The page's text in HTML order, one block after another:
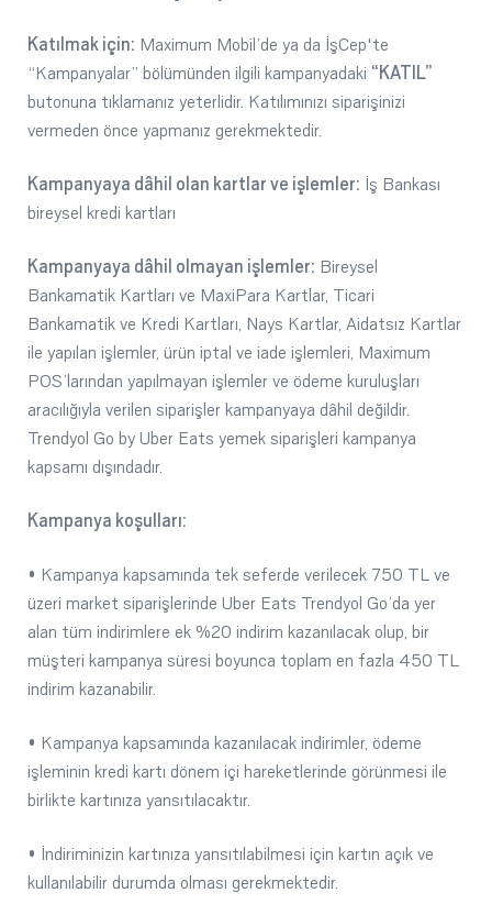
Katılmak için: Maximum Mobil’de ya da İşCep'te
“Kampanyalar” bölümünden ilgili kampanyadaki “KATIL”
butonuna tıklamanız yeterlidir. Katılımınızı siparişinizi
vermeden önce yapmanız gerekmektedir.
Kampanyaya dâhil olan kartlar ve işlemler: İş Bankası
bireysel kredi kartları
Kampanyaya dâhil olmayan işlemler: Bireysel
Bankamatik Kartları ve MaxiPara Kartlar, Ticari
Bankamatik ve Kredi Kartları, Nays Kartlar, Aidatsız Kartlar
ile yapılan işlemler, ürün iptal ve iade işlemleri, Maximum
POS’larından yapılmayan işlemler ve ödeme kuruluşları
aracılığıyla verilen siparişler kampanyaya dâhil değildir.
Trendyol Go by Uber Eats yemek siparişleri kampanya
kapsamı dışındadır.
Kampanya koşulları:
• Kampanya kapsamında tek seferde verilecek 750 TL ve
üzeri market siparişlerinde Uber Eats Trendyol Go’da yer
alan tüm indirimlere ek %20 indirim kazanılacak olup, bir
müşteri kampanya süresi boyunca toplam en fazla 450 TL
indirim kazanabilir.
• Kampanya kapsamında kazanılacak indirimler, ödeme
işleminin kredi kartı dönem içi hareketlerinde görünmesi ile
birlikte kartınıza yansıtılacaktır.
• İndiriminizin kartınıza yansıtılabilmesi için kartın açık ve
kullanılabilir durumda olması gerekmektedir.